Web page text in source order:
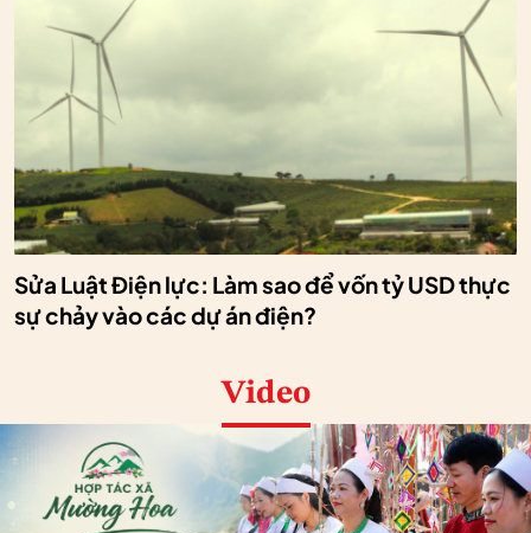
Sửa Luật Điện lực: Làm sao để vốn tỷ USD thực
sự chảy vào các dự án điện?
Video